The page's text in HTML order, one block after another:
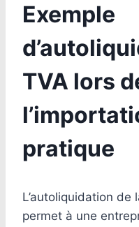
Exemple
TVA lors
pratique
L’autoliquidation de
permet à une